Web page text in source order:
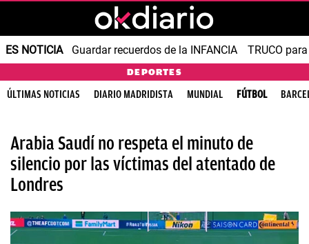
ES NOTICIA Guardar recuerdos de la INFANCIA TRUCO
DEPORTES
ÚLTIMAS NOTICIAS DIARIO MADRIDISTA MUNDIAL FÚTBOL
Arabia Saudí no respeta el minuto de
silencio por las víctimas del atentado de
Londres